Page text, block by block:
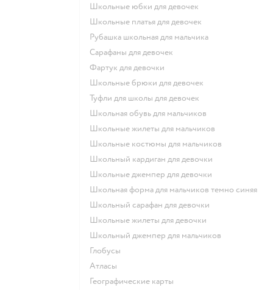
Школьные юбки для девочек
Школьные платья для девочек
Рубашка школьная для мальчика
Сарафаны для девочек
Фартук для девочки
Школьные брюки для девочек
Туфли для школы для девочек
Школьная обувь для мальчиков
Школьные жилеты для мальчиков
Школьные костюмы для мальчиков
Школьный кардиган для девочки
Школьные джемпер для девочки
Школьная форма для мальчиков темно синяя
Школьный сарафан для девочки
Школьные жилеты для девочки
Школьный джемпер для мальчиков
Глобусы
Атласы
Географические карты